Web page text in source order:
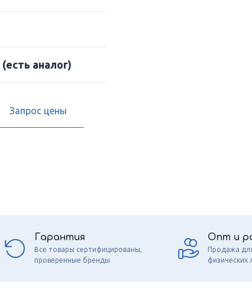
(есть аналог)
Запрос цены
Гарантия
Все товары сертифицированы,
проверенные бренды
Опт и
Продажа
физических